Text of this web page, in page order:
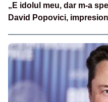
„E idolul meu, dar m-a
David Popovici,